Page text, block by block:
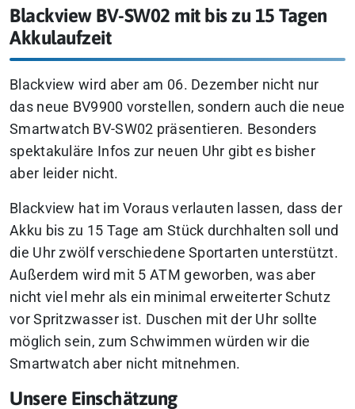
Blackview BV-SW02 mit bis zu 15 Tagen
Akkulaufzeit
Blackview wird aber am 06. Dezember nicht nur
das neue BV9900 vorstellen, sondern auch die neue
Smartwatch BV-SW02 präsentieren. Besonders
spektakuläre Infos zur neuen Uhr gibt es bisher
aber leider nicht.
Blackview hat im Voraus verlauten lassen, dass der
Akku bis zu 15 Tage am Stück durchhalten soll und
die Uhr zwölf verschiedene Sportarten unterstützt.
Außerdem wird mit 5 ATM geworben, was aber
nicht viel mehr als ein minimal erweiterter Schutz
vor Spritzwasser ist. Duschen mit der Uhr sollte
möglich sein, zum Schwimmen würden wir die
Smartwatch aber nicht mitnehmen.
Unsere Einschätzung